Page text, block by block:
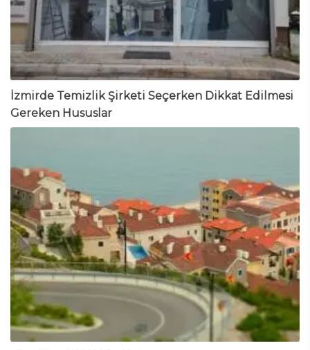
İzmirde Temizlik Şirketi Seçerken Dikkat Edilmesi
Gereken Hususlar